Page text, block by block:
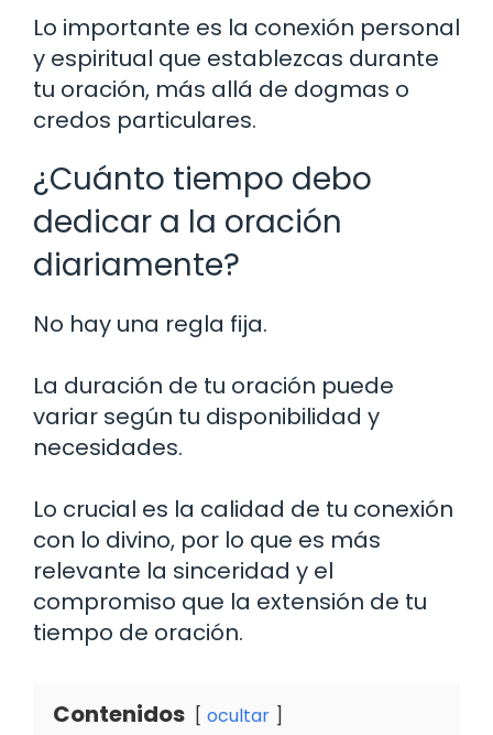
Lo importante es la conexión personal
y espiritual que establezcas durante
tu oración, más allá de dogmas o
credos particulares.
¿Cuánto tiempo debo
dedicar a la oración
diariamente?
No hay una regla fija.
La duración de tu oración puede
variar según tu disponibilidad y
necesidades.
Lo crucial es la calidad de tu conexión
con lo divino, por lo que es más
relevante la sinceridad y el
compromiso que la extensión de tu
tiempo de oración.
Contenidos ocultar